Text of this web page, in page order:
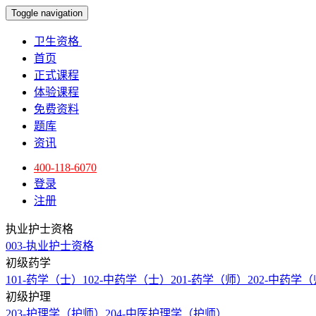
Toggle navigation
卫生资格
首页
正式课程
体验课程
免费资料
题库
资讯
400-118-6070
登录
注册
执业护士资格
003-执业护士资格
初级药学
101-药学（士） 102-中药学（士） 201-药学（师） 202-中药学
初级护理
203-护理学（护师） 204-中医护理学（护师）